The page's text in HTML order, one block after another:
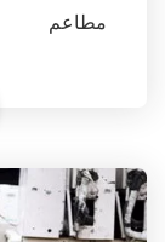
مطاعم